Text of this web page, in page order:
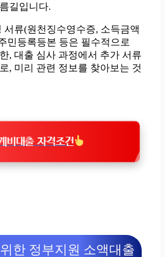
길입니다.
서류(원천징수영수증, 소득금액
민등록등본 등은 필수적으로
, 대출 심사 과정에서 추가 서류
, 미리 관련 정보를 찾아보는 것
비대출 자격조건
한 정부지원 소액대출